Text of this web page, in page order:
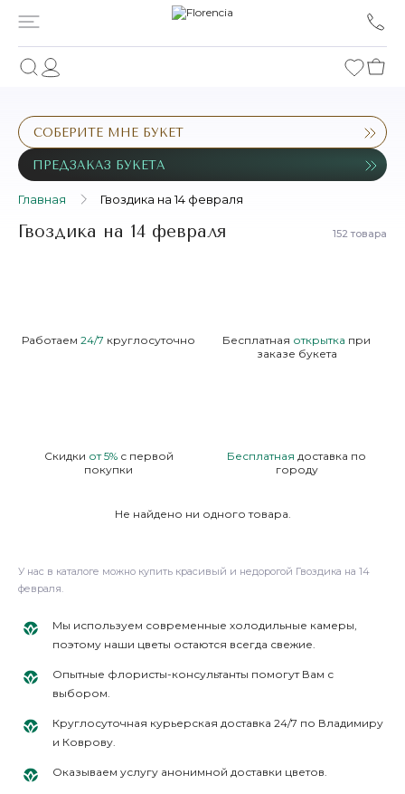
СОБЕРИТЕ МНЕ БУКЕТ
ПРЕДЗАКАЗ БУКЕТА
Главная Гвоздика на 14 февраля
Гвоздика на 14 февраля 152 товара
Работаем 24/7 круглосуточно Бесплатная открытка при
заказе букета
Скидки от 5%с первой
покупки
Бесплатная доставка по
городу
Не найдено ни одного товара.
У нас в каталоге можно купить красивый и недорогой Гвоздика на 14
февраля.
Мы используем современные холодильные камеры,
поэтому наши цветы остаются всегда свежие.
Опытные флористы-консультанты помогут Вам с
выбором.
Круглосуточная курьерская доставка 24/7 по Владимиру
и Коврову.
Оказываем услугу анонимной доставки цветов.